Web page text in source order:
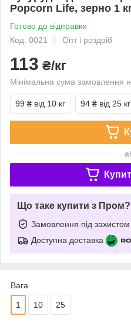
Popcorn Life, зерно 1
Готово до відправки
Код: 0021
Опт і роздріб
113 ₴/кг
Мінімальна сума замовлення
99 ₴ від 10 кг 94 ₴ від 25 кг
Що таке купити з Пром?
Замовлення під захистом
Доступна доставка
Вага
1 10 25